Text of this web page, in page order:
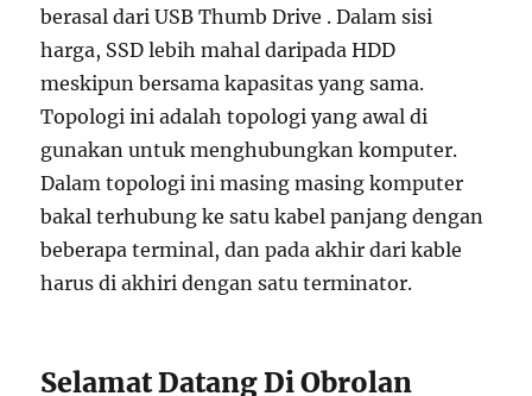
berasal dari USB Thumb Drive . Dalam sisi
harga, SSD lebih mahal daripada HDD
meskipun bersama kapasitas yang sama.
Topologi ini adalah topologi yang awal di
gunakan untuk menghubungkan komputer.
Dalam topologi ini masing masing komputer
bakal terhubung ke satu kabel panjang dengan
beberapa terminal, dan pada akhir dari kable
harus di akhiri dengan satu terminator.
Selamat Datang Di Obrolan